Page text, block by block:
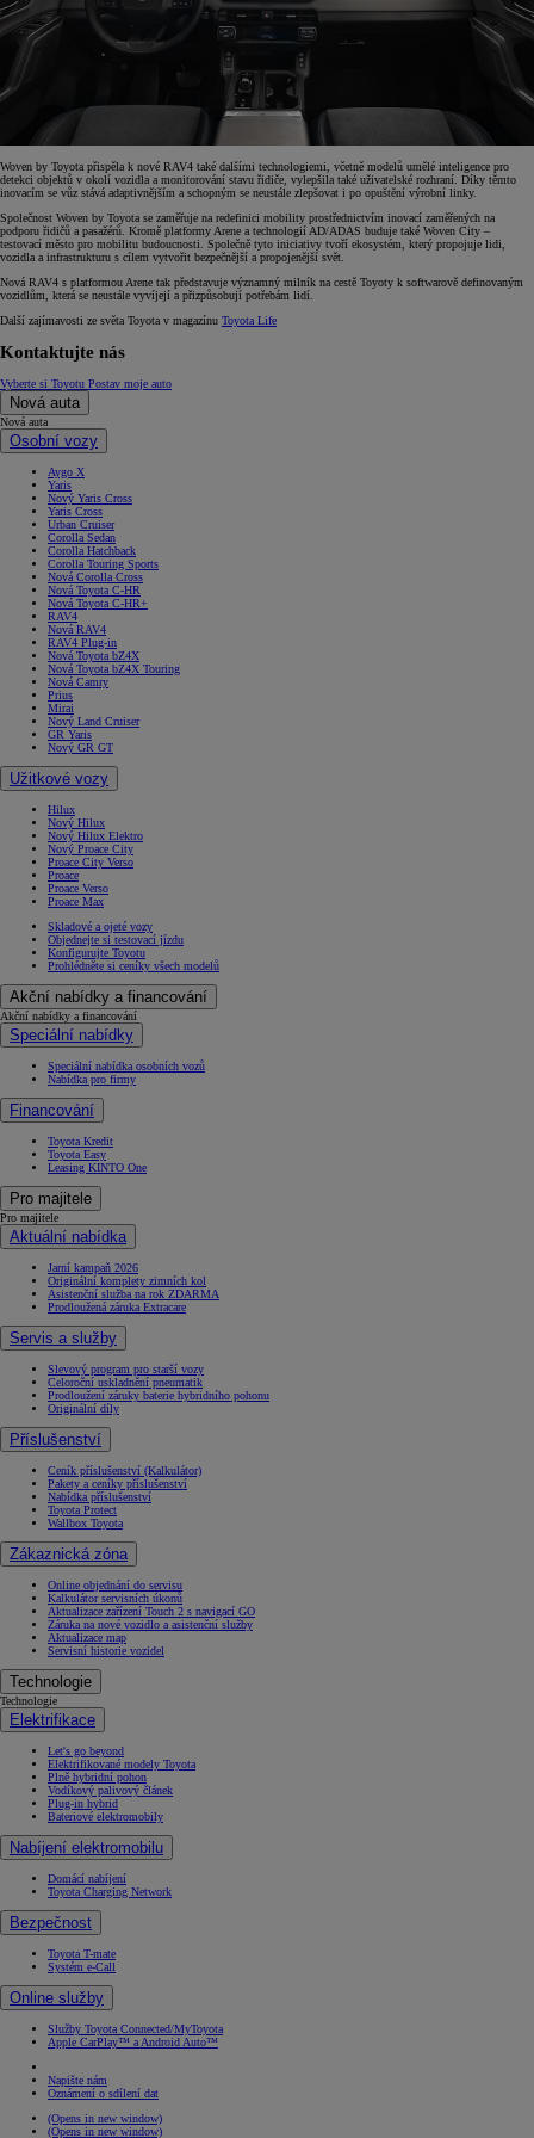
Woven by Toyota přispěla k nové RAV4 také dalšími technologiemi, včetně modelů umělé inteligence pro
detekci objektů v okolí vozidla a monitorování stavu řidiče, vylepšila také uživatelské rozhraní. Díky těmto
inovacím se vůz stává adaptivnějším a schopným se neustále zlepšovat i po opuštění výrobní linky.
Společnost Woven by Toyota se zaměřuje na redefinici mobility prostřednictvím inovací zaměřených na
podporu řidičů a pasažérů. Kromě platformy Arene a technologií AD/ADAS buduje také Woven City –
testovací město pro mobilitu budoucnosti. Společně tyto iniciativy tvoří ekosystém, který propojuje lidi,
vozidla a infrastrukturu s cílem vytvořit bezpečnější a propojenější svět.
Nová RAV4 s platformou Arene tak představuje významný milník na cestě Toyoty k softwarově definovaným
vozidlům, která se neustále vyvíjejí a přizpůsobují potřebám lidí.
Další zajímavosti ze světa Toyota v magazínu Toyota Life
Kontaktujte nás
Vyberte si Toyotu Postav moje auto
Nová auta
Nová auta
Osobní vozy
Aygo X
Yaris
Nový Yaris Cross
Yaris Cross
Urban Cruiser
Corolla Sedan
Corolla Hatchback
Corolla Touring Sports
Nová Corolla Cross
Nová Toyota C-HR
Nová Toyota C-HR+
RAV4
Nová RAV4
RAV4 Plug-in
Nová Toyota bZ4X
Nová Toyota bZ4X Touring
Nová Camry
Prius
Mirai
Nový Land Cruiser
GR Yaris
Nový GR GT
Užitkové vozy
Hilux
Nový Hilux
Nový Hilux Elektro
Nový Proace City
Proace City Verso
Proace
Proace Verso
Proace Max
Skladové a ojeté vozy
Objednejte si testovací jízdu
Konfigurujte Toyotu
Prohlédněte si ceníky všech modelů
Akční nabídky a financování
Akční nabídky a financování
Speciální nabídky
Speciální nabídka osobních vozů
Nabídka pro firmy
Financování
Toyota Kredit
Toyota Easy
Leasing KINTO One
Pro majitele
Pro majitele
Aktuální nabídka
Jarní kampaň 2026
Originální komplety zimních kol
Asistenční služba na rok ZDARMA
Prodloužená záruka Extracare
Servis a služby
Slevový program pro starší vozy
Celoroční uskladnění pneumatik
Prodloužení záruky baterie hybridního pohonu
Originální díly
Příslušenství
Ceník příslušenství (Kalkulátor)
Pakety a ceníky příslušenství
Nabídka příslušenství
Toyota Protect
Wallbox Toyota
Zákaznická zóna
Online objednání do servisu
Kalkulátor servisních úkonů
Aktualizace zařízení Touch 2 s navigací GO
Záruka na nové vozidlo a asistenční služby
Aktualizace map
Servisní historie vozidel
Technologie
Technologie
Elektrifikace
Let's go beyond
Elektrifikované modely Toyota
Plně hybridní pohon
Vodíkový palivový článek
Plug-in hybrid
Bateriové elektromobily
Nabíjení elektromobilu
Domácí nabíjení
Toyota Charging Network
Bezpečnost
Toyota T-mate
Systém e-Call
Online služby
Služby Toyota Connected/MyToyota
Apple CarPlay™ a Android Auto™
Napište nám
Oznámení o sdílení dat
(Opens in new window)
(Opens in new window)